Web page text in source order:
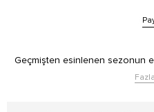
Geçmişten esinlenen sezonun